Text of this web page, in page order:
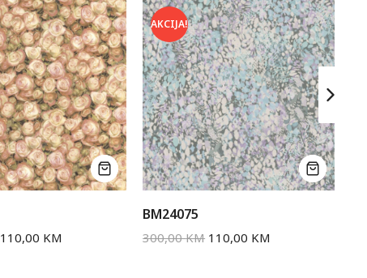
110,00 KM
AKCIJA!
BM24075
300,00KM 110,00 KM